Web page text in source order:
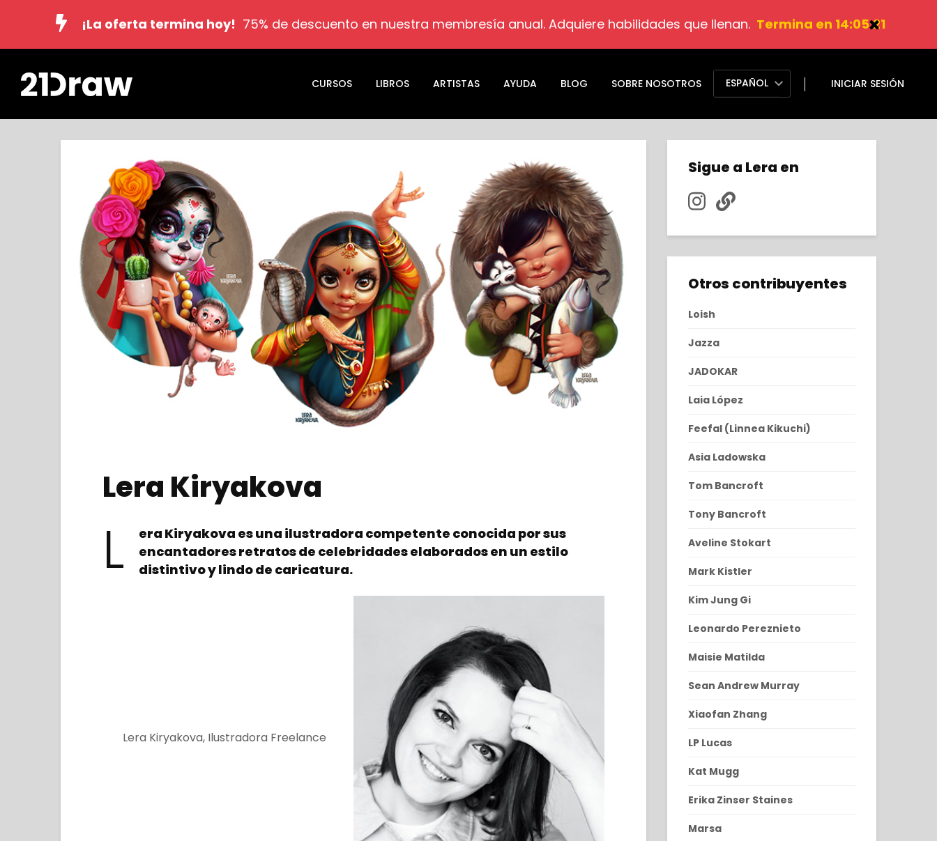
¡La oferta termina hoy! 75% de descuento en nuestra membresía anual. Adquiere habilidades que llenan. Termina en 14:05:20
CURSOS LIBROS ARTISTAS AYUDA BLOG SOBRE NOSOTROS ESPAÑOL INICIAR SESIÓN
Lera Kiryakova
L
era Kiryakova es una ilustradora competente conocida por sus
encantadores retratos de celebridades elaborados en un estilo
distintivo y lindo de caricatura.
Lera Kiryakova, Ilustradora Freelance
Sigue a Lera en
Otros contribuyentes
Loish
Jazza
JADOKAR
Laia López
Feefal (Linnea Kikuchi)
Asia Ladowska
Tom Bancroft
Tony Bancroft
Aveline Stokart
Mark Kistler
Kim Jung Gi
Leonardo Pereznieto
Maisie Matilda
Sean Andrew Murray
Xiaofan Zhang
LP Lucas
Kat Mugg
Erika Zinser Staines
Marsa